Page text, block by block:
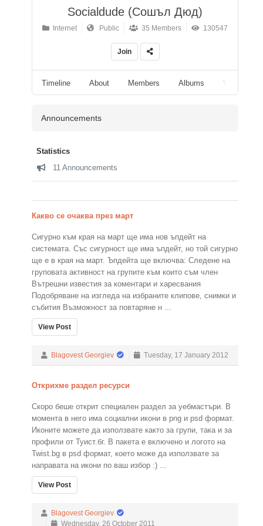
Socialdude (Сошъл Дюд)
Internet Public 35 Members 130547
Join
Timeline About Members Albums Videos
Announcements
Statistics
11 Announcements
Какво се очаква през март
Сигурно към края на март ще има нов ъпдейт на
системата. Със сигурност ще има ъпдейт, но той сигурно
ще е в края на март. Ъпдейта ще включва: Следене на
груповата активност на групите към които съм член
Вътрешни известия за коментари и харесвания
Подобряване на изгледа на избраните клипове, снимки и
събития Възможност за повтаряне н ...
View Post
Blagovest Georgiev Tuesday, 17 January 2012
Открихме раздел ресурси
Скоро беше открит специален раздел за уебмастъри. В
момента в него има социални икони в png и psd формат.
Иконите можете да използвате както за групи, така и за
профили от Туист.бг. В пакета е включено и логото на
Twist.bg в psd формат, което може да използвате за
направата на икони по ваш избор :) ...
View Post
Blagovest Georgiev
Wednesday, 26 October 2011